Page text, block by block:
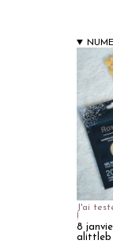
J'ai
!
8
alittleb